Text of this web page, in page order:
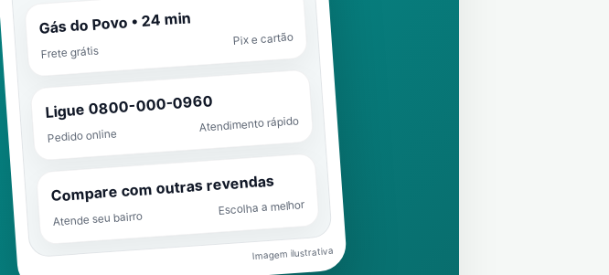
Gás do Povo • 24 min
Frete grátis
Pix e cartão
Ligue 0800-000-0960
Pedido online
Atendimento rápido
Compare com outras revendas
Atende seu bairro
Escolha a melhor
Imagem ilustrativa